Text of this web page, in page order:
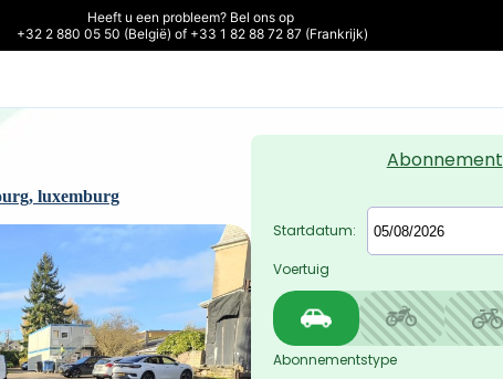
Heeft u een probleem? Bel ons op
+32 2 880 05 50 (België) of +33 1 82 88 72 87 (Frankrijk)
luxemburg
Abonnement
Startdatum:
Voertuig
Abonnementstype